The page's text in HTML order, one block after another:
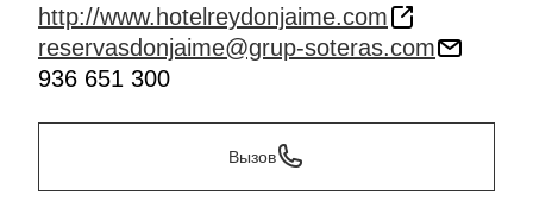
http://www.hotelreydonjaime.com
reservasdonjaime@grup-soteras.com
936 651 300
Вызов